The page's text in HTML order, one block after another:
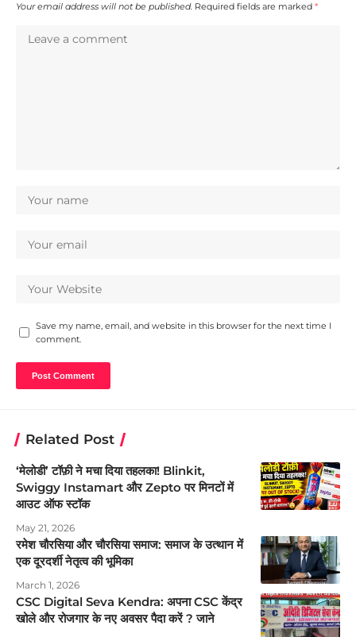
Your email address will not be published. Required fields are marked *
Save my name, email, and website in this browser for the next time I
comment.
Related Post
‘मेलोडी’ टॉफ़ी ने मचा दिया तहलका! Blinkit,
Swiggy Instamart और Zepto पर मिनटों में
आउट ऑफ स्टॉक
May 21, 2026
रमेश चौरसिया और चौरसिया समाज: समाज के उत्थान में
एक दूरदर्शी नेतृत्व की भूमिका
March 1, 2026
CSC Digital Seva Kendra: अपना CSC केंद्र
खोले और रोजगार के नए अवसर पैदा करें ? जाने